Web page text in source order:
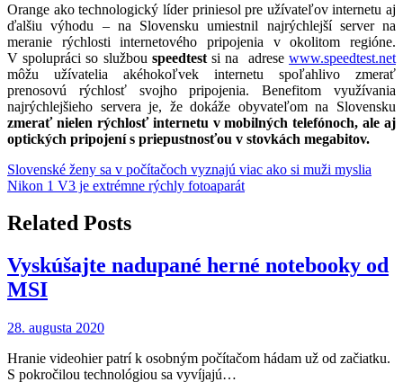
Orange ako technologický líder priniesol pre užívateľov internetu aj
ďalšiu výhodu – na Slovensku umiestnil najrýchlejší server na
meranie rýchlosti internetového pripojenia v okolitom regióne.
V spolupráci so službou speedtestsi na adresewww.speedtest.net
môžu užívatelia akéhokoľvek internetu spoľahlivo zmerať
prenosovú rýchlosť svojho pripojenia. Benefitom využívania
najrýchlejšieho servera je, že dokáže obyvateľom na Slovensku
zmerať nielen rýchlosť internetu v mobilných telefónoch, ale aj
optických pripojení s priepustnosťou v stovkách megabitov.
Navigácia
v
článku
Slovenské ženy sa v počítačoch vyznajú viac ako si muži myslia
Nikon 1 V3 je extrémne rýchly fotoaparát
Related Posts
Vyskúšajte nadupané herné notebooky od
MSI
28. augusta 2020
Hranie videohier patrí k osobným počítačom hádam už od začiatku.
S pokročilou technológiou sa vyvíjajú…